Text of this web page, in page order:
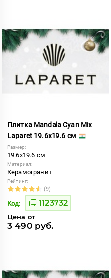
Плитка Mandala Cyan Mix
Laparet 19.6x19.6 см
Размер:
19.6x19.6 см
Материал:
Керамогранит
Рейтинг:
(9)
Код: 1123732
Цена от
3 490 руб.